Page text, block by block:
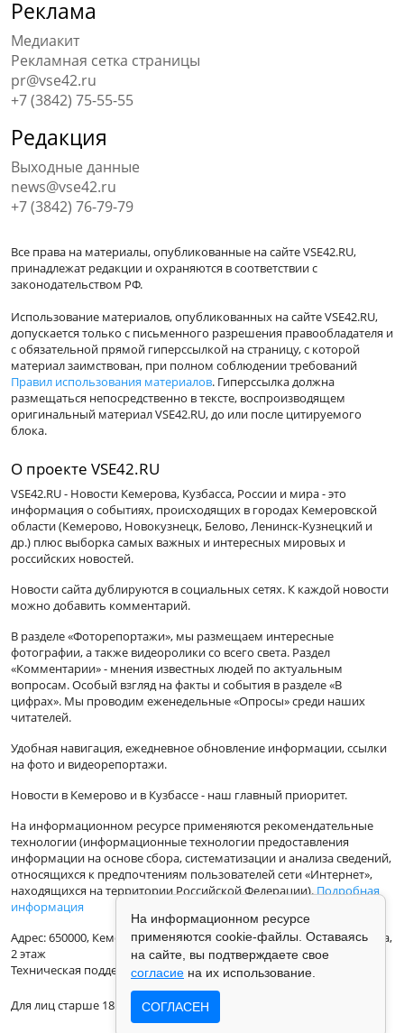
Реклама
Медиакит
Рекламная сетка страницы
pr@vse42.ru
+7 (3842) 75-55-55
Редакция
Выходные данные
news@vse42.ru
+7 (3842) 76-79-79
Все права на материалы, опубликованные на сайте VSE42.RU,
принадлежат редакции и охраняются в соответствии с
законодательством РФ.
Использование материалов, опубликованных на сайте VSE42.RU,
допускается только с письменного разрешения правообладателя и
с обязательной прямой гиперссылкой на страницу, с которой
материал заимствован, при полном соблюдении требований
Правил использования материалов. Гиперссылка должна
размещаться непосредственно в тексте, воспроизводящем
оригинальный материал VSE42.RU, до или после цитируемого
блока.
О проекте VSE42.RU
VSE42.RU - Новости Кемерова, Кузбасса, России и мира - это
информация о событиях, происходящих в городах Кемеровской
области (Кемерово, Новокузнецк, Белово, Ленинск-Кузнецкий и
др.) плюс выборка самых важных и интересных мировых и
российских новостей.
Новости сайта дублируются в социальных сетях. К каждой новости
можно добавить комментарий.
В разделе «Фоторепортажи», мы размещаем интересные
фотографии, а также видеоролики со всего света. Раздел
«Комментарии» - мнения известных людей по актуальным
вопросам. Особый взгляд на факты и события в разделе «В
цифрах». Мы проводим еженедельные «Опросы» среди наших
читателей.
Удобная навигация, ежедневное обновление информации, ссылки
на фото и видеорепортажи.
Новости в Кемерово и в Кузбассе - наш главный приоритет.
На информационном ресурсе применяются рекомендательные
технологии (информационные технологии предоставления
информации на основе сбора, систематизации и анализа сведений,
относящихся к предпочтениям пользователей сети «Интернет»,
находящихся на территории Российской Федерации).Подробная
информация
Адрес: 650000, Кемеровская Область, г.Кемерово, ул.Кузбасская 33а,
2 этаж
Техническая поддержка: support@vse42.ru
Для лиц старше 18 лет.
На информационном ресурсе
применяются cookie-файлы. Оставаясь
на сайте, вы подтверждаете свое
согласие на их использование.
СОГЛАСЕН